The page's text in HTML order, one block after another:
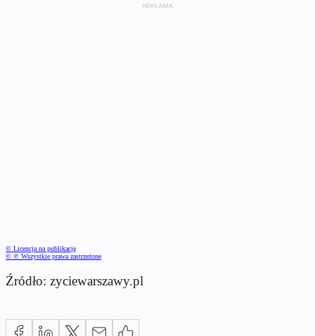
© Licencja na publikację
© ℗ Wszystkie prawa zastrzeżone
Źródło: zyciewarszawy.pl